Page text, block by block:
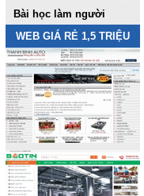
Bài học làm người
WEB GIÁ RẺ 1,5 TRIỆU